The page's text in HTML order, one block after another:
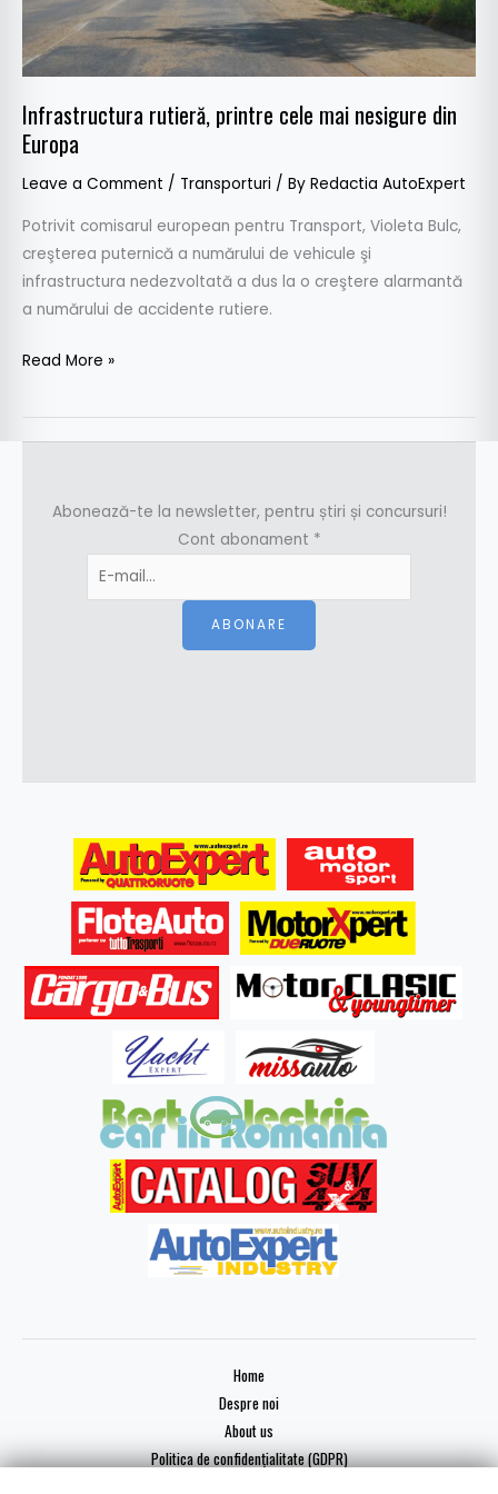
Infrastructura rutieră, printre cele mai nesigure din
Europa
Leave a Comment / Transporturi / By Redactia AutoExpert
Potrivit comisarul european pentru Transport, Violeta Bulc,
creşterea puternică a numărului de vehicule şi
infrastructura nedezvoltată a dus la o creştere alarmantă
a numărului de accidente rutiere.
Europa
Read More »
Abonează-te la newsletter, pentru știri și concursuri!
Cont abonament *
ABONARE
Home
Despre noi
About us
Politica de confidențialitate (GDPR)